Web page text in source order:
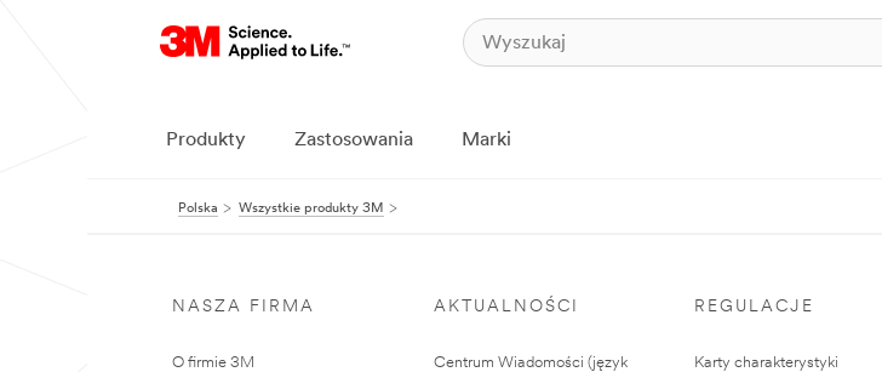
Produkty Zastosowania Marki
Polska Wszystkie produkty 3M
NASZA FIRMA
O firmie 3M
AKTUALNOŚCI
Centrum Wiadomości (język
REGULACJE
Karty charakterystyki